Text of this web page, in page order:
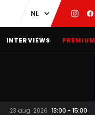
INTERVIEWS PREMIUM
23 aug. 2026 13:00 - 15:00